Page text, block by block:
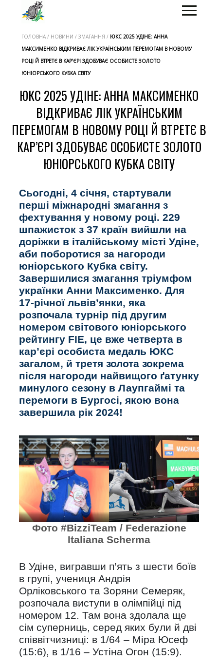
ГОЛОВНА / НОВИНИ / ЗМАГАННЯ / ЮКС 2025 УДІНЕ: АННА
МАКСИМЕНКО ВІДКРИВАЄ ЛІК УКРАЇНСЬКИМ ПЕРЕМОГАМ В НОВОМУ
РОЦІ Й ВТРЕТЄ В КАР’ЄРІ ЗДОБУВАЄ ОСОБИСТЕ ЗОЛОТО
ЮНІОРСЬКОГО КУБКА СВІТУ
ЮКС 2025 УДІНЕ: АННА МАКСИМЕНКО
ВІДКРИВАЄ ЛІК УКРАЇНСЬКИМ
ПЕРЕМОГАМ В НОВОМУ РОЦІ Й ВТРЕТЄ В
КАР’ЄРІ ЗДОБУВАЄ ОСОБИСТЕ ЗОЛОТО
ЮНІОРСЬКОГО КУБКА СВІТУ
Сьогодні, 4 січня, стартували
перші міжнародні змагання з
фехтування у новому році. 229
шпажисток з 37 країн вийшли на
доріжки в італійському місті Удіне,
аби поборотися за нагороди
юніорського Кубка світу.
Завершилися змагання тріумфом
українки Анни Максименко. Для
17-річної львів’янки, яка
розпочала турнір під другим
номером світового юніорського
рейтингу FIE, це вже четверта в
кар’єрі особиста медаль ЮКС
загалом, й третя золота зокрема
після нагороди найвищого ґатунку
минулого сезону в Лаупгаймі та
перемоги в Бургосі, якою вона
завершила рік 2024!
. .
Фото #BizziTeam / Federazione
Italiana Scherma
В Удіне, вигравши п’ять з шести боїв
в групі, учениця Андрія
Орліковського та Зоряни Семеряк,
розпочала виступи в олімпійці під
номером 12. Там вона здолала ще
сім суперниць, серед яких були й дві
співвітчизниці: в 1/64 – Міра Юсеф
(15:6), в 1/16 – Устіна Огон (15:9).